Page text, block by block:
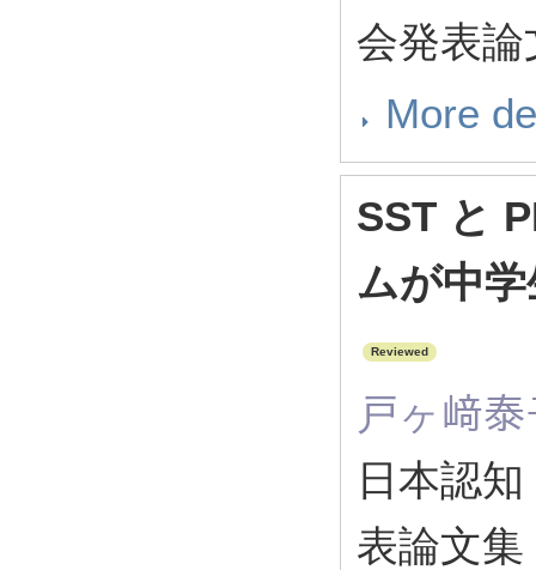
会発表
More
SST と
ムが中
Reviewed
戸ヶ﨑泰
日本認
表論文